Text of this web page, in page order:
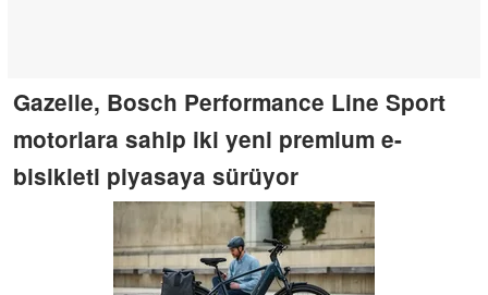
Gazelle, Bosch Performance Line Sport
motorlara sahip iki yeni premium e-
bisikleti piyasaya sürüyor